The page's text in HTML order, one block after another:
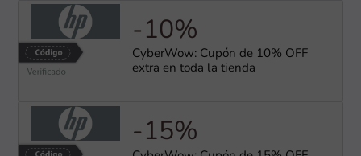
-10%
CyberWow: Cupón de 10% OFF
extra en toda la tienda
-15%